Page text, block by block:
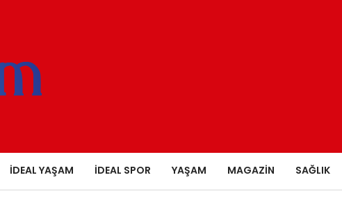
İDEAL YAŞAM İDEAL SPOR YAŞAM MAGAZIN SAĞLIK